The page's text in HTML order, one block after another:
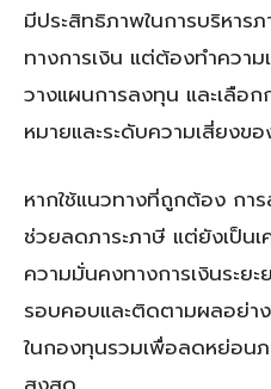
มีประสิทธิภาพในการบริหาร
ทางการเงิน แต่ต้องทำความ
วางแผนการลงทุน และเลือก
หมายและระดับความเสี่ยงข
หากใช้แนวทางที่ถูกต้อง กา
ช่วยลดภาระภาษี แต่ยังเป็น
ความมั่นคงทางการเงินระย
รอบคอบและติดตามผลอย่า
ในกองทุนรวมเพื่อลดหย่อน